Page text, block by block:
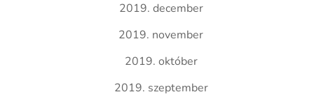
2019. december
2019. november
2019. október
2019. szeptember